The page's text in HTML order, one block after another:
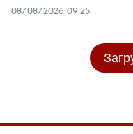
08/08/2026 09:25